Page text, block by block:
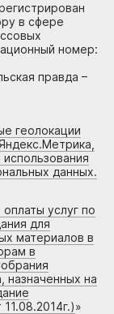
в сфере
номер:
правда –
геолокации
данных.
услуг по
для
материалов в
в
назначенных на
»